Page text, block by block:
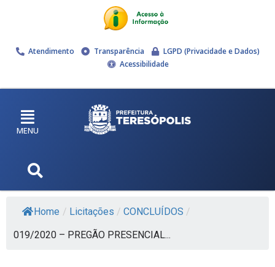
Atendimento Transparência
LGPD (Privacidade e Dados)
Acessibilidade
MENU
Home / Licitações / CONCLUÍDOS /
019/2020 – PREGÃO PRESENCIAL...